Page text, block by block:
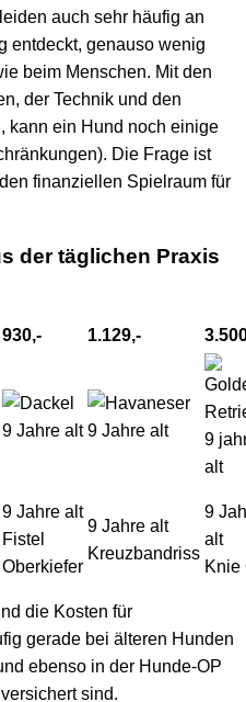
auch sehr häufig an
entdeckt, genauso wenig
beim Menschen. Mit den
der Technik und den
kann ein Hund noch einige
Die Frage ist
finanziellen Spielraum für
der täglichen Praxis
930,- 1.129,-
9 Jahre alt
Fistel
Oberkiefer
9 Jahre alt
Kreuzbandriss
9
alt
Knie
die Kosten für
gerade bei älteren Hunden
ebenso in der Hunde-OP
sind.